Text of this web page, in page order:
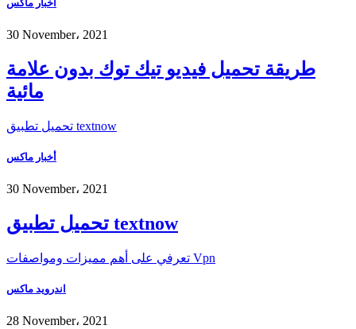
أخبار ماكس
30 November، 2021
طريقة تحميل فيديو تيك توك بدون علامة
مائية
تحميل تطبيق textnow
أخبار ماكس
30 November، 2021
تحميل تطبيق textnow
تعرفي على أهم مميزات ومواصفات Vpn
اندرويد ماكس
28 November، 2021